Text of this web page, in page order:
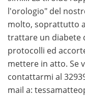
l'orologio" del
molto, soprattutto
trattare un diabete
protocolli ed
mettere in atto. Se
contattarmi al
mail a: